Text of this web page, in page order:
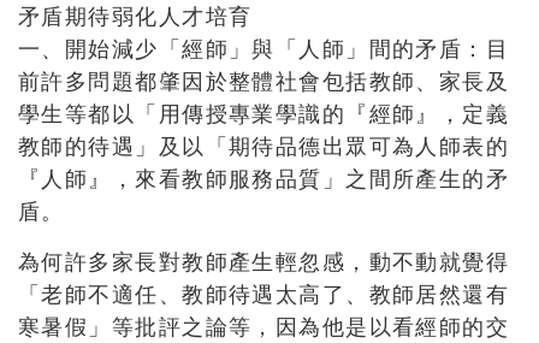
矛盾期待弱化人才培育
一、開始減少「經師」與「人師」間的矛盾：目
前許多問題都肇因於整體社會包括教師、家長及
學生等都以「用傳授專業學識的『經師』，定義
教師的待遇」及以「期待品德出眾可為人師表的
『人師』，來看教師服務品質」之間所產生的矛
盾。
為何許多家長對教師產生輕忽感，動不動就覺得
「老師不適任、教師待遇太高了、教師居然還有
寒暑假」等批評之論等，因為他是以看經師的交